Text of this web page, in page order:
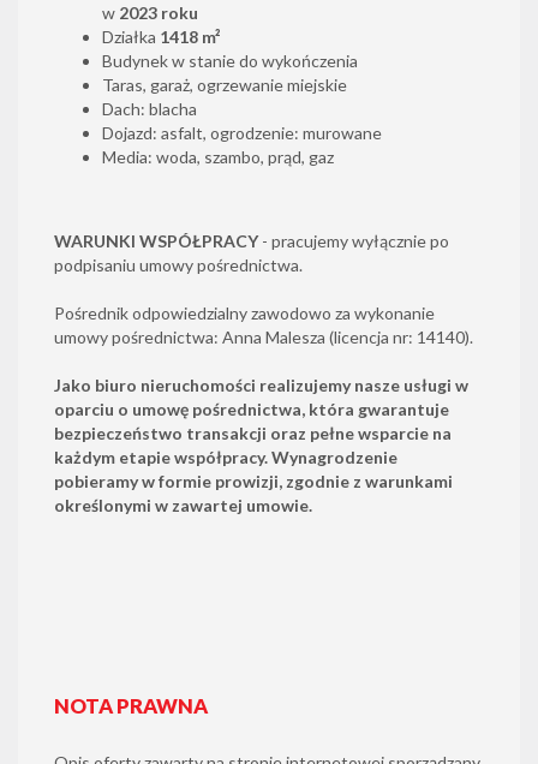
w 2023 roku
Działka 1418 m²
Budynek w stanie do wykończenia
Taras, garaż, ogrzewanie miejskie
Dach: blacha
Dojazd: asfalt, ogrodzenie: murowane
Media: woda, szambo, prąd, gaz
WARUNKI WSPÓŁPRACY- pracujemy wyłącznie po
podpisaniu umowy pośrednictwa.
Pośrednik odpowiedzialny zawodowo za wykonanie
umowy pośrednictwa: Anna Malesza (licencja nr: 14140).
Jako biuro nieruchomości realizujemy nasze usługi w
oparciu o umowę pośrednictwa, która gwarantuje
bezpieczeństwo transakcji oraz pełne wsparcie na
każdym etapie współpracy. Wynagrodzenie
pobieramy w formie prowizji, zgodnie z warunkami
określonymi w zawartej umowie.
NOTA PRAWNA